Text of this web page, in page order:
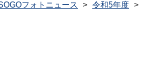
フォトニュース
令和5年度